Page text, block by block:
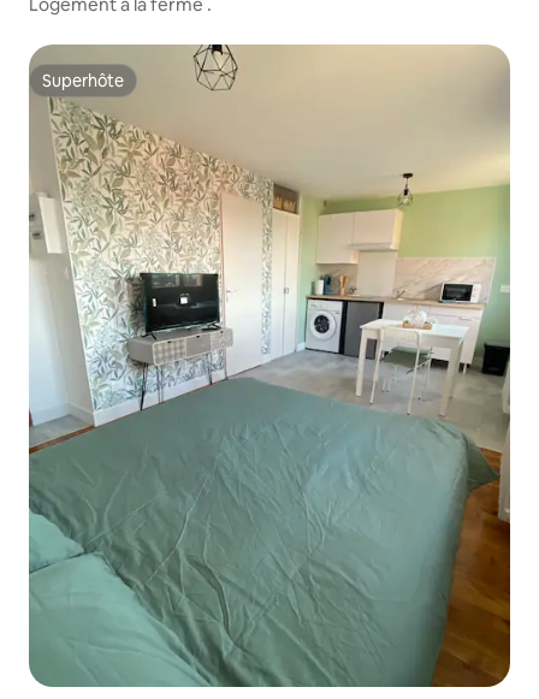
Superhôte
Superhôte